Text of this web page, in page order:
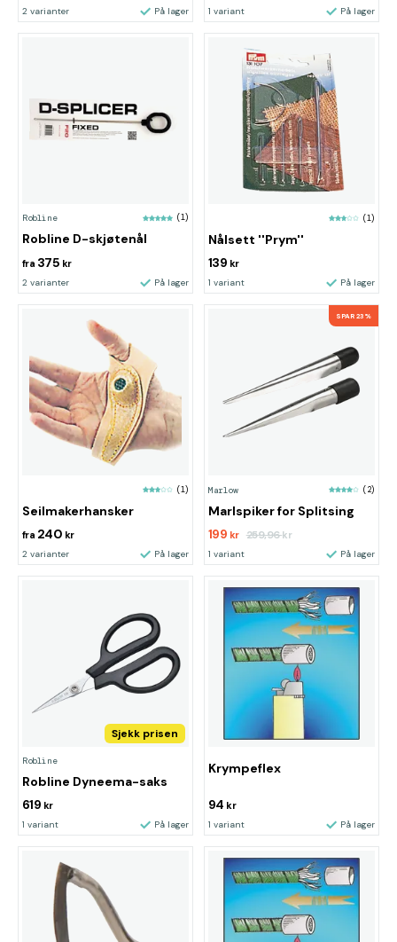
2 varianter På lager 1 variant På lager
Robline (1)
Robline D-skjøtenål
fra 375 kr
2 varianter På lager
(1)
Nålsett ''Prym''
139 kr
1 variant På lager
(1)
Seilmakerhansker
fra 240 kr
2 varianter På lager
SPAR 23%
Marlow (2)
Marlspiker for Splitsing
199 kr 259,96kr
1 variant På lager
Sjekk prisen
Robline
Robline Dyneema-saks
619 kr
1 variant På lager
Krympeflex
94 kr
1 variant På lager